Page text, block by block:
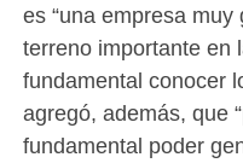
es “una empresa
terreno importante en
fundamental conocer
agregó, además, que
fundamental poder